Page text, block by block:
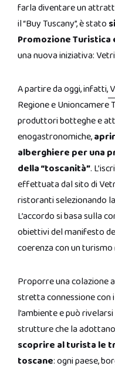
farla diventare un
il “Buy Tuscany”, è stato
Promozione Turistica
una nuova iniziativa:
A partire da oggi, infatti,
Regione e
produttori botteghe e
enogastronomiche,
alberghiere per una
della “toscanità”.
effettuata dal sito di
ristoranti selezionando
L’accordo si basa sulla
obiettivi del manifesto
coerenza con un
Proporre una colazione
stretta connessione
l’ambiente e può
strutture che la
scoprire al turista le
toscane: ogni paese,